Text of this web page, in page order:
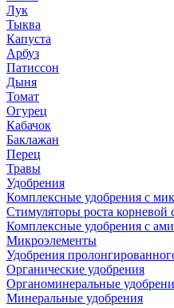
Лук
Тыква
Капуста
Арбуз
Патиссон
Дыня
Томат
Огурец
Кабачок
Баклажан
Перец
Травы
Удобрения
Комплексные удобрения с
Стимуляторы роста корневой
Комплексные удобрения с
Микроэлементы
Удобрения
Органические удобрения
Органоминеральные
Минеральные удобрения